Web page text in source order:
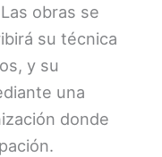
obras se
su técnica
y su
una
donde